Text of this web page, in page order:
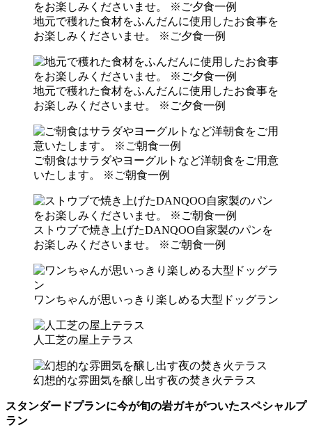
地元で穫れた食材をふんだんに使用したお食事を
お楽しみくださいませ。 ※ご夕食一例
地元で穫れた食材をふんだんに使用したお食事を
お楽しみくださいませ。 ※ご夕食一例
ご朝食はサラダやヨーグルトなど洋朝食をご用意
いたします。 ※ご朝食一例
ストウブで焼き上げたDANQOO自家製のパンを
お楽しみくださいませ。 ※ご朝食一例
ワンちゃんが思いっきり楽しめる大型ドッグラン
人工芝の屋上テラス
幻想的な雰囲気を醸し出す夜の焚き火テラス
スタンダードプランに今が旬の岩ガキがついたスペシャルプ
ラン